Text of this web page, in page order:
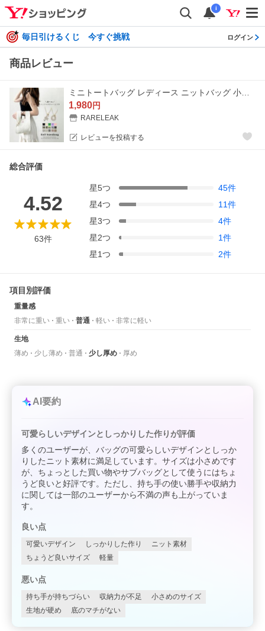
i
毎日引けるくじ 今すぐ挑戦 ログイン
商品レビュー
1,980円
RARELEAK
レビューを投稿する
総合評価
4.52
63件
星5つ 45件
星4つ 11件
星3つ 4件
星2つ 1件
星1つ 2件
項目別評価
重量感
非常に重い
重い 普通 軽い 非常に軽い
生地
薄め
少し薄め 普通 少し厚め 厚め
AI要約
可愛らしいデザインとしっかりした作りが評価
多くのユーザーが、バッグの可愛らしいデザインとしっか
りしたニット素材に満足しています。サイズは小さめです
が、ちょっとした買い物やサブバッグとして使うにはちょ
うど良いと好評です。ただし、持ち手の使い勝手や収納力
に関しては一部のユーザーから不満の声も上がっていま
す。
良い点
可愛いデザイン しっかりした作り
ニット素材
ちょうど良いサイズ
軽量
悪い点
持ち手が持ちづらい 収納力が不足
小さめのサイズ
生地が硬め
底のマチがない